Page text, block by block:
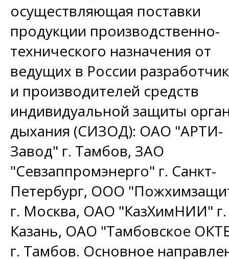
осуществляющая поставки
продукции производственно-
технического назначения от
ведущих в России
и производителей средств
индивидуальной защиты
дыхания (СИЗОД): ОАО "АРТИ-
Завод" г. Тамбов, ЗАО
"Севзаппромэнерго" г. Санкт-
Петербург, ООО
г. Москва, ОАО "КазХимНИИ" г.
Казань, ОАО "Тамбовское
г. Тамбов. Основное